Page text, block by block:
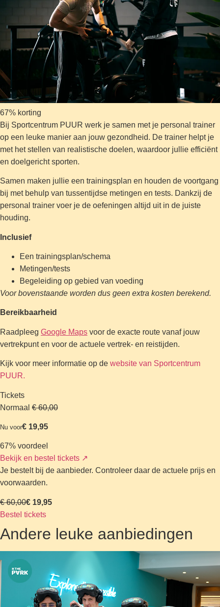
67% korting
Bij Sportcentrum PUUR werk je samen met je personal trainer
op een leuke manier aan jouw gezondheid. De trainer helpt je
met het stellen van realistische doelen, waardoor jullie efficiënt
en doelgericht sporten.
Samen maken jullie een trainingsplan en houden de voortgang
bij met behulp van tussentijdse metingen en tests. Dankzij de
personal trainer voer je de oefeningen altijd uit in de juiste
houding.
Inclusief
Een trainingsplan/schema
Metingen/tests
Begeleiding op gebied van voeding
Voor bovenstaande worden dus geen extra kosten berekend.
Bereikbaarheid
Raadpleeg Google Maps voor de exacte route vanaf jouw
vertrekpunt en voor de actuele vertrek- en reistijden.
Kijk voor meer informatie op de website van Sportcentrum
PUUR.
Tickets
Normaal € 60,00
Nu voor€ 19,95
67% voordeel
Bekijk en bestel tickets ↗
Je bestelt bij de aanbieder. Controleer daar de actuele prijs en
voorwaarden.
€ 60,00€ 19,95
Bestel tickets
Andere leuke aanbiedingen